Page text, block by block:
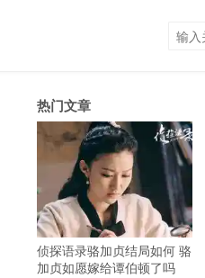
热门文章
侦探语录骆加贞结局如何 骆
加贞如愿嫁给谭伯顿了吗